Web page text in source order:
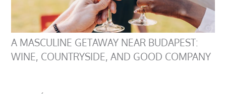
A MASCULINE GETAWAY NEAR BUDAPEST:
WINE, COUNTRYSIDE, AND GOOD COMPANY